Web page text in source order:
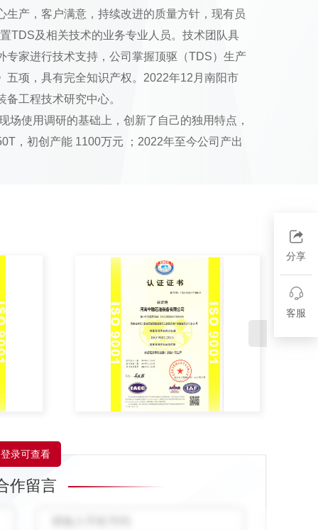
产，客户满意，持续改进的质量方针，现有员
TDS及相关技术的业务专业人员。技术团队具
专家进行技术支持，公司掌握顶驱（TDS）生产
五项，具有完全知识产权。2022年12月南阳市
工程技术研究中心。
场使用调研的基础上，创新了自己的独用特点，
，初创产能 1100万元 ；2022年至今公司产出
作留言
登录可查看
分享
客服